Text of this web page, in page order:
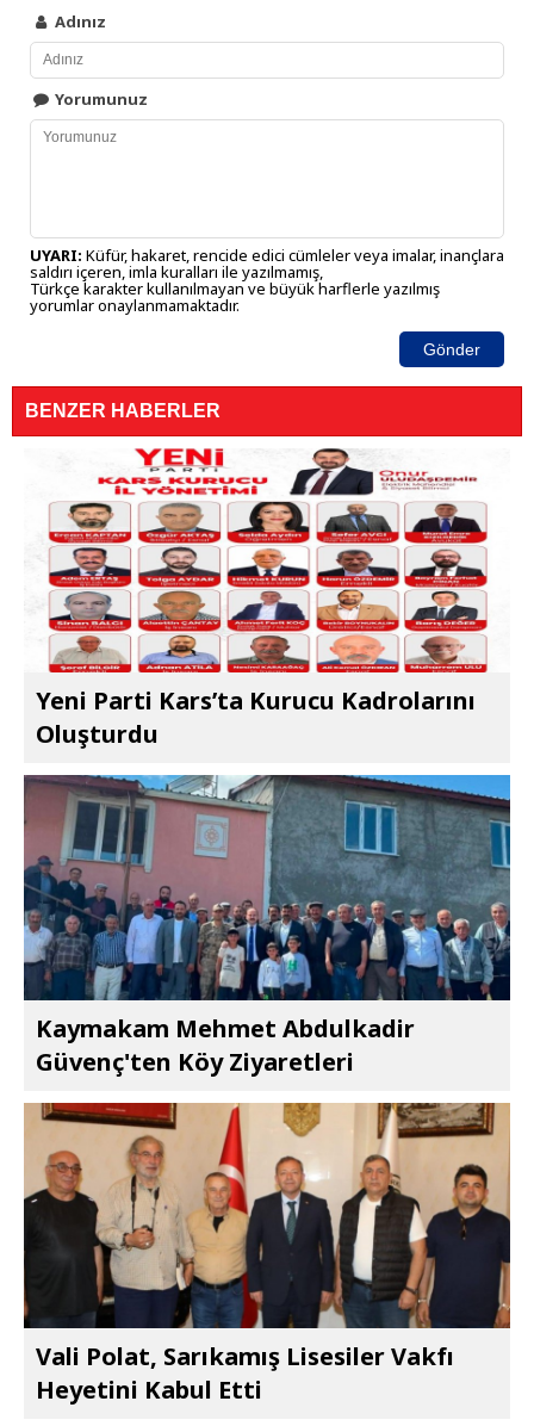
Adınız
Yorumunuz
UYARI: Küfür, hakaret, rencide edici cümleler veya imalar, inançlara
saldırı içeren, imla kuralları ile yazılmamış,
Türkçe karakter kullanılmayan ve büyük harflerle yazılmış
yorumlar onaylanmamaktadır.
Gönder
BENZER HABERLER
Yeni Parti Kars’ta Kurucu Kadrolarını
Oluşturdu
Kaymakam Mehmet Abdulkadir
Güvenç'ten Köy Ziyaretleri
Vali Polat, Sarıkamış Lisesiler Vakfı
Heyetini Kabul Etti